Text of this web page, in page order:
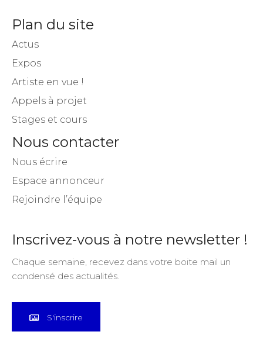
Plan du site
Actus
Expos
Artiste en vue !
Appels à projet
Stages et cours
Nous contacter
Nous écrire
Espace annonceur
Rejoindre l’équipe
Inscrivez-vous à notre newsletter !
Chaque semaine, recevez dans votre boite mail un
condensé des actualités.
S'inscrire